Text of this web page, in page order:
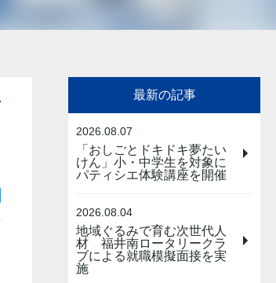
最新の記事
2026.08.07
「おしごとドキドキ夢たい
けん」小・中学生を対象に
パティシエ体験講座を開催
2026.08.04
地域ぐるみで育む次世代人
材 福井南ロータリークラ
ブによる就職模擬面接を実
施